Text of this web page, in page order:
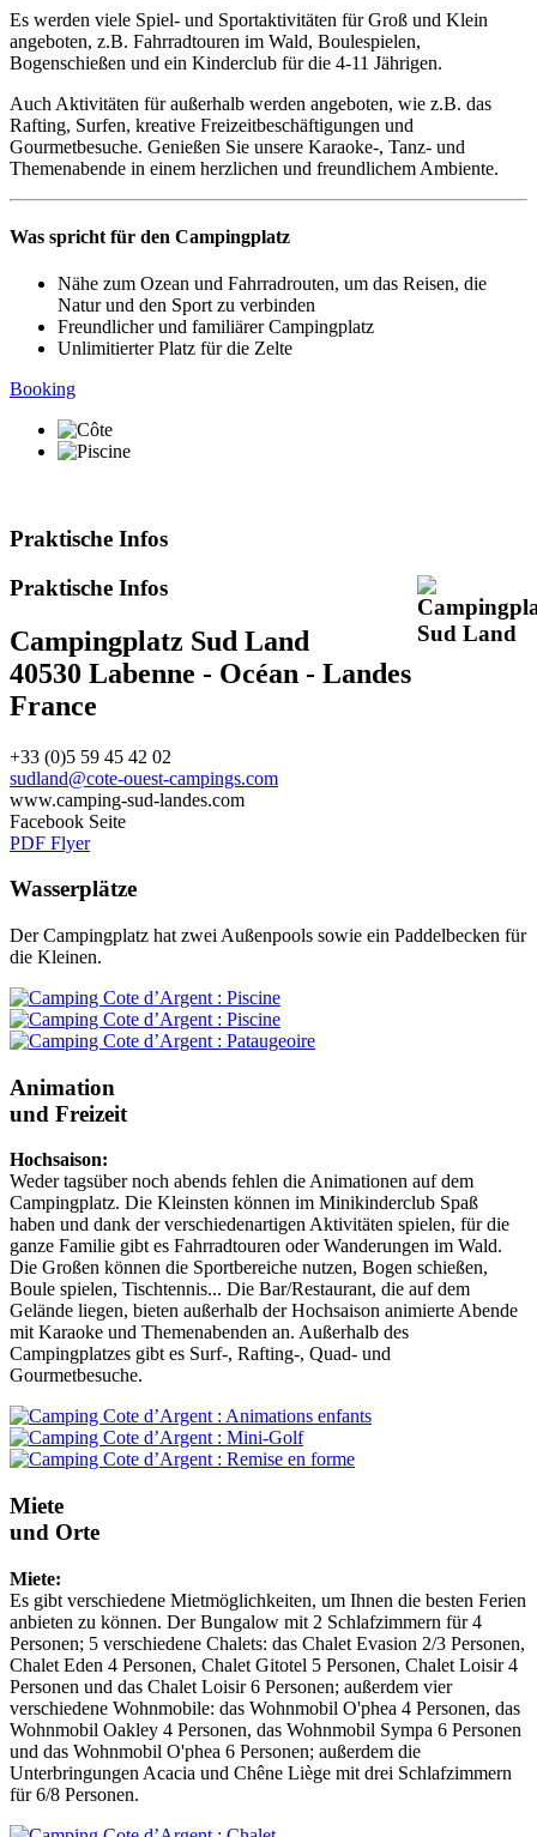
Es werden viele Spiel- und Sportaktivitäten für Groß und Klein
angeboten, z.B. Fahrradtouren im Wald, Boulespielen,
Bogenschießen und ein Kinderclub für die 4-11 Jährigen.
Auch Aktivitäten für außerhalb werden angeboten, wie z.B. das
Rafting, Surfen, kreative Freizeitbeschäftigungen und
Gourmetbesuche. Genießen Sie unsere Karaoke-, Tanz- und
Themenabende in einem herzlichen und freundlichem Ambiente.
Was spricht für den Campingplatz
Nähe zum Ozean und Fahrradrouten, um das Reisen, die
Natur und den Sport zu verbinden
Freundlicher und familiärer Campingplatz
Unlimitierter Platz für die Zelte
Booking
Praktische Infos
Praktische Infos
Campingplatz Sud Land
40530 Labenne - Océan - Landes
France
+33 (0)5 59 45 42 02
sudland@cote-ouest-campings.com
www.camping-sud-landes.com
Facebook Seite
PDF Flyer
Wasserplätze
Der Campingplatz hat zwei Außenpools sowie ein Paddelbecken für
die Kleinen.
Animation
und Freizeit
Hochsaison:
Weder tagsüber noch abends fehlen die Animationen auf dem
Campingplatz. Die Kleinsten können im Minikinderclub Spaß
haben und dank der verschiedenartigen Aktivitäten spielen, für die
ganze Familie gibt es Fahrradtouren oder Wanderungen im Wald.
Die Großen können die Sportbereiche nutzen, Bogen schießen,
Boule spielen, Tischtennis... Die Bar/Restaurant, die auf dem
Gelände liegen, bieten außerhalb der Hochsaison animierte Abende
mit Karaoke und Themenabenden an. Außerhalb des
Campingplatzes gibt es Surf-, Rafting-, Quad- und
Gourmetbesuche.
Miete
und Orte
Miete:
Es gibt verschiedene Mietmöglichkeiten, um Ihnen die besten Ferien
anbieten zu können. Der Bungalow mit 2 Schlafzimmern für 4
Personen; 5 verschiedene Chalets: das Chalet Evasion 2/3 Personen,
Chalet Eden 4 Personen, Chalet Gitotel 5 Personen, Chalet Loisir 4
Personen und das Chalet Loisir 6 Personen; außerdem vier
verschiedene Wohnmobile: das Wohnmobil O'phea 4 Personen, das
Wohnmobil Oakley 4 Personen, das Wohnmobil Sympa 6 Personen
und das Wohnmobil O'phea 6 Personen; außerdem die
Unterbringungen Acacia und Chêne Liège mit drei Schlafzimmern
für 6/8 Personen.